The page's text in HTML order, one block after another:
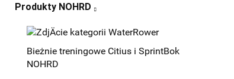
Produkty NOHRD
Bieżnie treningowe Citius i SprintBok
NOHRD